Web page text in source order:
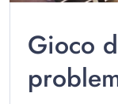
Gioco